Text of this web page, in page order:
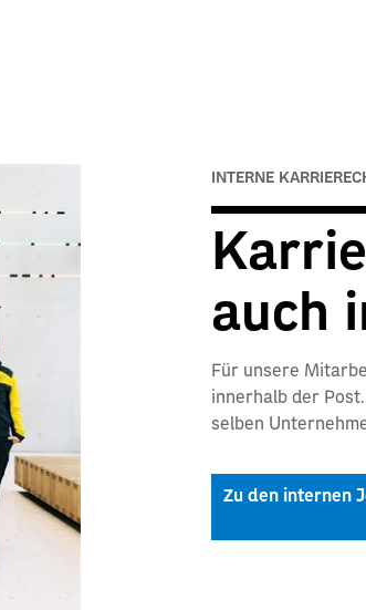
INTERNE
auch
Für unsere
innerhalb der
selben
Zu den internen